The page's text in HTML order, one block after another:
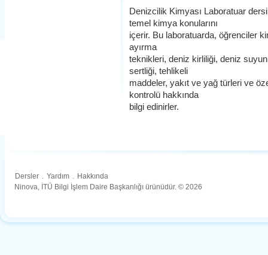
Denizcilik Kimyası Laboratuar
temel kimya konularını
içerir. Bu laboratuarda, öğrenciler
ayırma
teknikleri, deniz kirliliği, deniz
sertliği, tehlikeli
maddeler, yakıt ve yağ türleri ve
kontrolü hakkında
bilgi edinirler.
Dersler . Yardım . Hakkında
Ninova, İTÜ Bilgi İşlem Daire Başkanlığı ürünüdür. © 2026